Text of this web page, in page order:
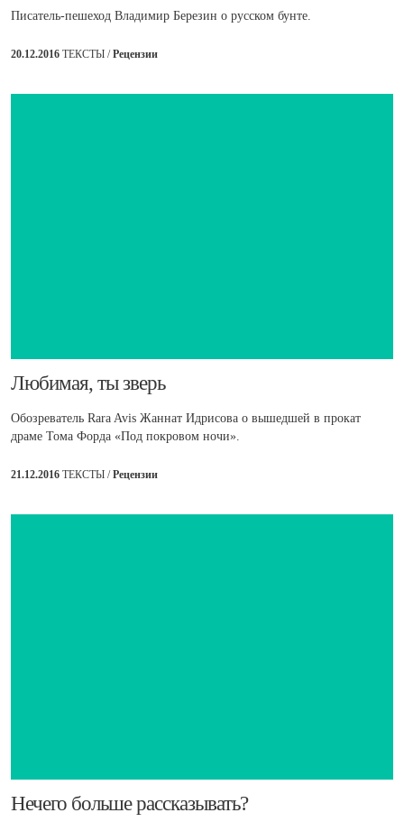
Писатель-пешеход Владимир Березин о русском бунте.
20.12.2016 ТЕКСТЫ /Рецензии
​Любимая, ты зверь
Обозреватель Rara Avis Жаннат Идрисова о вышедшей в прокат
драме Тома Форда «Под покровом ночи».
21.12.2016 ТЕКСТЫ /Рецензии
​Нечего больше рассказывать?